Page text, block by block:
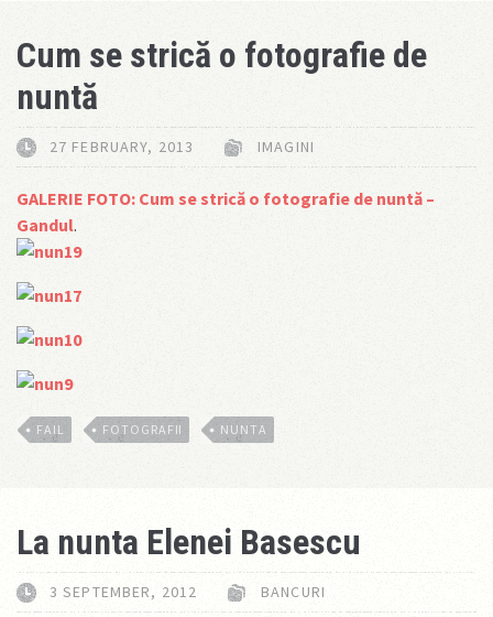
Cum se strică o fotografie de
nuntă
27 FEBRUARY, 2013 IMAGINI
GALERIE FOTO: Cum se strică o fotografie de nuntă –
Gandul.
FAIL FOTOGRAFII NUNTA
La nunta Elenei Basescu
3 SEPTEMBER, 2012 BANCURI